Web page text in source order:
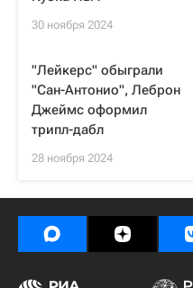
30 ноября 2024
"Лейкерс" обыграли
"Сан-Антонио", Леброн
Джеймс оформил
трипл-дабл
28 ноября 2024